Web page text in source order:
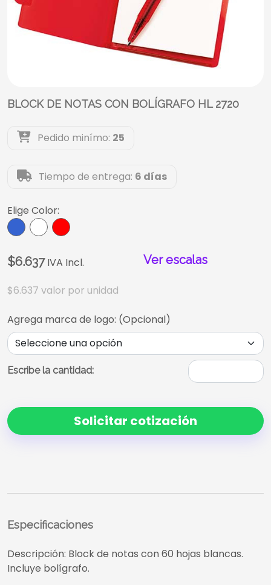
BLOCK DE NOTAS CON BOLÍGRAFO HL 2720
Pedido minímo: 25
Tiempo de entrega: 6 días
Elige Color:
$6.637IVA Incl. Ver escalas
$6.637 valor por unidad
Agrega marca de logo: (Opcional)
Escribe la cantidad:
Solicitar cotización
Especificaciones
Descripción: Block de notas con 60 hojas blancas.
Incluye bolígrafo.